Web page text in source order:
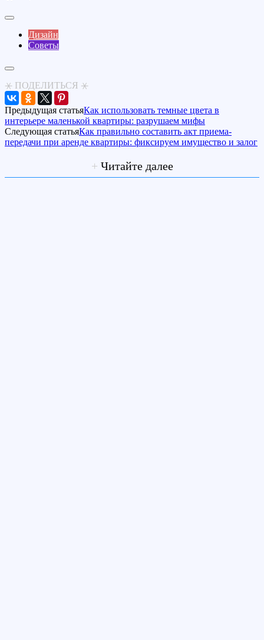
Дизайн
Советы
⚹ ПОДЕЛИТЬСЯ ⚹
Предыдущая статьяКак использовать темные цвета в
интерьере маленькой квартиры: разрушаем мифы
Следующая статьяКак правильно составить акт приема-
передачи при аренде квартиры: фиксируем имущество и залог
+ Читайте далее